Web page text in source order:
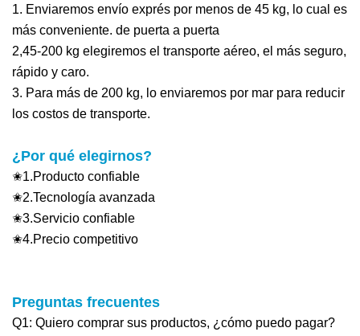
1. Enviaremos envío exprés por menos de 45 kg, lo cual es
más conveniente. de puerta a puerta
2,45-200 kg elegiremos el transporte aéreo, el más seguro,
rápido y caro.
3. Para más de 200 kg, lo enviaremos por mar para reducir
los costos de transporte.
¿Por qué elegirnos?
✬1.Producto confiable
✬2.Tecnología avanzada
✬3.Servicio confiable
✬4.Precio competitivo
Preguntas frecuentes
Q1: Quiero comprar sus productos, ¿cómo puedo pagar?